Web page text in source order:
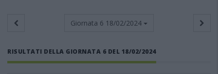
Giornata 6 18/02/2024
RISULTATI DELLA GIORNATA 6 DEL 18/02/2024